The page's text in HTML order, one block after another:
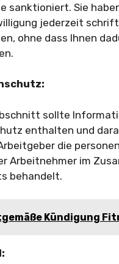
sanktioniert. Sie
jederzeit
ohne dass Ihnen
sollte
enthalten und
die
Arbeitnehmer im
behandelt.
Kündigung